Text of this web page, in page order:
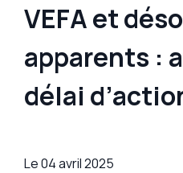
VEFA et
apparents :
délai
Le04 avril 2025